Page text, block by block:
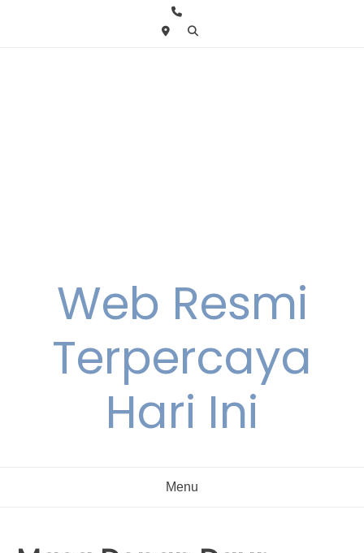
Web Resmi
Terpercaya
Hari Ini
Menu